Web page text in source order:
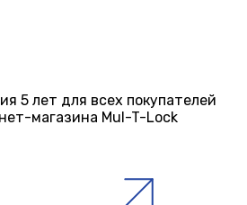
5 лет для всех покупателей
магазина Mul-T-Lock